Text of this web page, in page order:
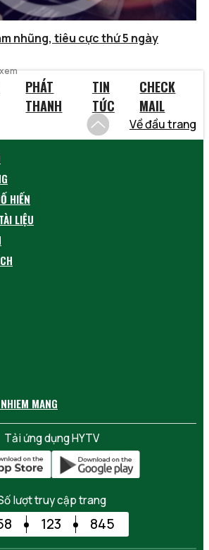
nhũng, tiêu cực thứ 5 ngày
PHÁT
THANH
TIN
TỨC
CHECK
MAIL
Về đầu trang
HIẾN
LIỆU
Tải ứng dụng HYTV
lượt truy cập trang
123 845